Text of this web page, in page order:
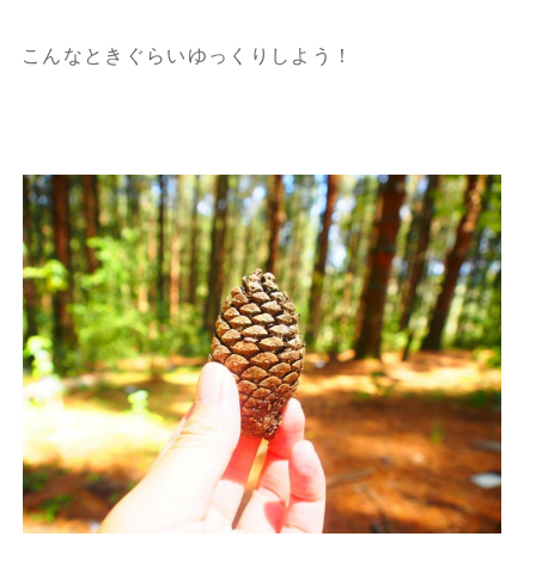
こんなときぐらいゆっくりしよう！